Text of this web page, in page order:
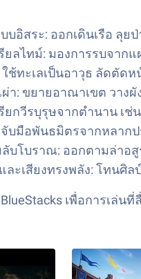
บบอิสระ: ออกเดินเรือ
ยลไทม์: มองการรบจา
ใช้ทะเลเป็นอาวุธ ลัดตั
ผ่า: ขยายอาณาเขต วา
ยกวีรบุรุษจากตำนาน เ
บมือพันธมิตรจากหลาก
บโบราณ: ออกตามล่าอ
ะเสียงทรงพลัง: โทนศิ
BlueStacks เพื่อการเล่